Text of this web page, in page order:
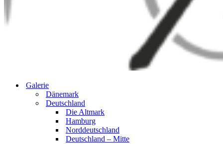
Galerie
Dänemark
Deutschland
Die Altmark
Hamburg
Norddeutschland
Deutschland – Mitte